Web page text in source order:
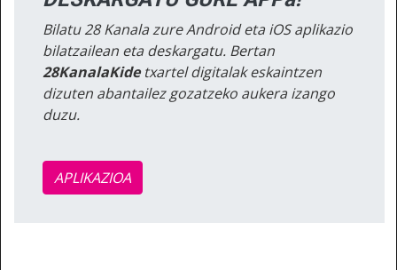
Bilatu 28 Kanala zure Android eta iOS aplikazio
bilatzailean eta deskargatu. Bertan
28KanalaKidetxartel digitalak eskaintzen
dizuten abantailez gozatzeko aukera izango
duzu.
APLIKAZIOA